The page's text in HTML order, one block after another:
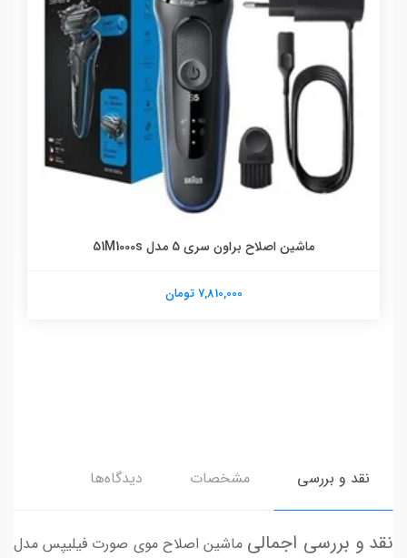
ماشین اصلاح براون سری 5 مدل 51M1000s
7,810,000 تومان
نقد و بررسی مشخصات دیدگاه‌ها
نقد و بررسی اجمالی ماشین اصلاح موی صورت فیلیپس مدل